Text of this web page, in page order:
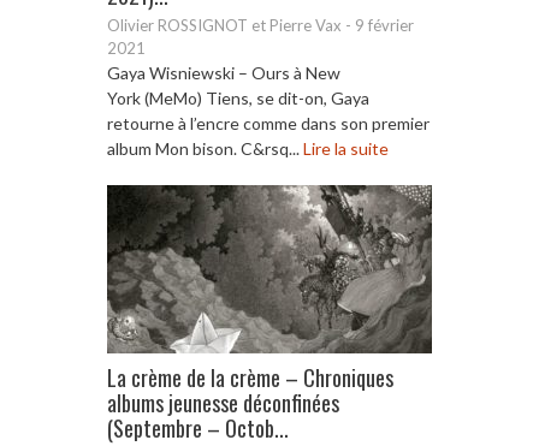
Olivier ROSSIGNOT et Pierre Vax - 9 février
2021
Gaya Wisniewski – Ours à New
York (MeMo) Tiens, se dit-on, Gaya
retourne à l’encre comme dans son premier
album Mon bison. C&rsq...Lire la suite
La crème de la crème – Chroniques
albums jeunesse déconfinées
(Septembre – Octob...